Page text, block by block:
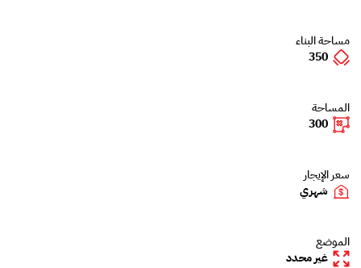
مساحة البناء
350
المساحة
300
سعر الإيجار
شهري
الموضع
غير محدد